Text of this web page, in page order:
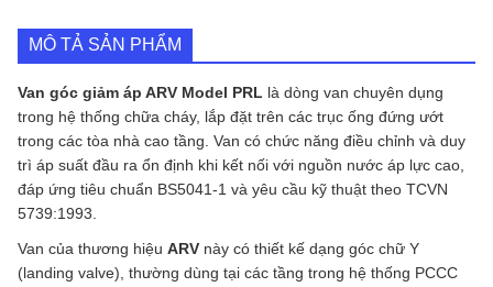
số
lượng
MÔ TẢ SẢN PHẨM
Van góc giảm áp ARV Model PRL là dòng van chuyên dụng
trong hệ thống chữa cháy, lắp đặt trên các trục ống đứng ướt
trong các tòa nhà cao tầng. Van có chức năng điều chỉnh và duy
trì áp suất đầu ra ổn định khi kết nối với nguồn nước áp lực cao,
đáp ứng tiêu chuẩn BS5041-1 và yêu cầu kỹ thuật theo TCVN
5739:1993.
Van của thương hiệu ARV này có thiết kế dạng góc chữ Y
(landing valve), thường dùng tại các tầng trong hệ thống PCCC